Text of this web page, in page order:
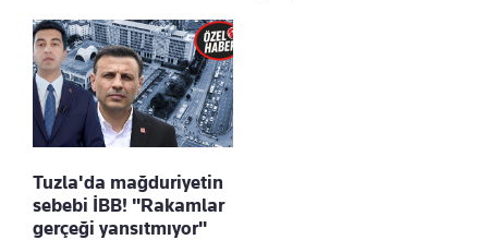
Tuzla'da mağduriyetin
sebebi İBB! "Rakamlar
gerçeği yansıtmıyor"